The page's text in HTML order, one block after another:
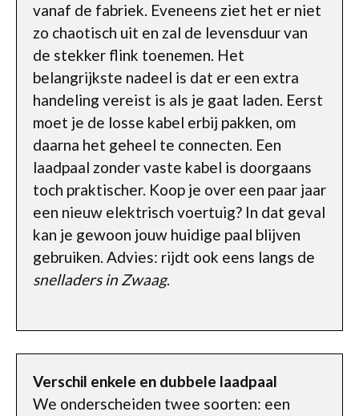
vanaf de fabriek. Eveneens ziet het er niet
zo chaotisch uit en zal de levensduur van
de stekker flink toenemen. Het
belangrijkste nadeel is dat er een extra
handeling vereist is als je gaat laden. Eerst
moet je de losse kabel erbij pakken, om
daarna het geheel te connecten. Een
laadpaal zonder vaste kabel is doorgaans
toch praktischer. Koop je over een paar jaar
een nieuw elektrisch voertuig? In dat geval
kan je gewoon jouw huidige paal blijven
gebruiken. Advies: rijdt ook eens langs de
snelladers in Zwaag.
Verschil enkele en dubbele laadpaal
We onderscheiden twee soorten: een